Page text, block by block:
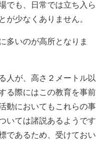
でも、日常では立ち入ら
が少なくありません。
多いのが高所となりま
人が、高さ２メートル以
る際にはこの教育を事前
動においてもこれらの事
いては諸説あるようです
であるため、受けておい